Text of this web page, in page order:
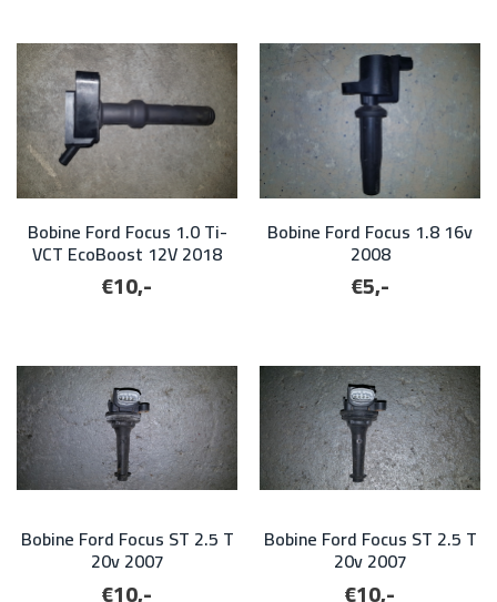
Bobine Ford Focus 1.0 Ti-
VCT EcoBoost 12V 2018
€10,-
Bobine Ford Focus 1.8 16v
2008
€5,-
Bobine Ford Focus ST 2.5 T
20v 2007
€10,-
Bobine Ford Focus ST 2.5 T
20v 2007
€10,-